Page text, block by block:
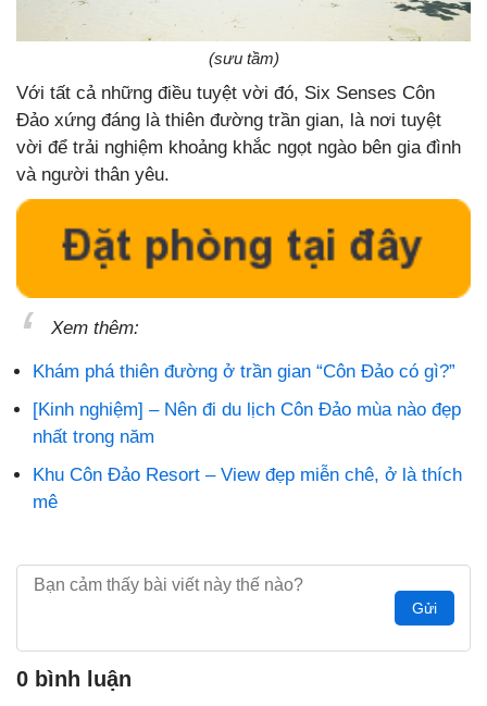
(sưu tầm)
Với tất cả những điều tuyệt vời đó, Six Senses Côn
Đảo xứng đáng là thiên đường trần gian, là nơi tuyệt
vời để trải nghiệm khoảng khắc ngọt ngào bên gia đình
và người thân yêu.
Xem thêm:
Khám phá thiên đường ở trần gian “Côn Đảo có gì?”
[Kinh nghiệm] – Nên đi du lịch Côn Đảo mùa nào đẹp
nhất trong năm
Khu Côn Đảo Resort – View đẹp miễn chê, ở là thích
mê
Gửi
0 bình luận